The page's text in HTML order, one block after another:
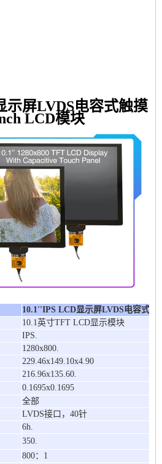
示屏LVDS电容式触摸
LCD模块
10.1''IPS LCD显示屏LVDS电容式触
10.1英寸TFT LCD显示模块
IPS.
1280x800.
229.46x149.10x4.90
216.96x135.60.
0.1695x0.1695
全部
LVDS接口，40针
6h.
350.
800：1